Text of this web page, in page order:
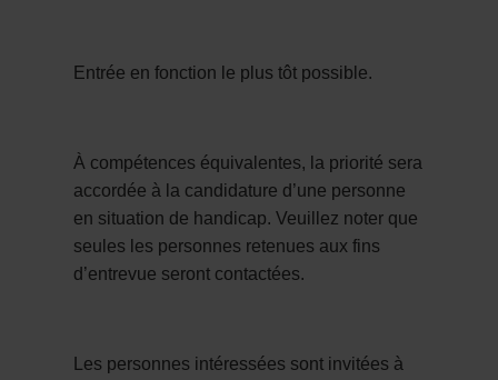
Entrée en fonction le plus tôt possible.
À compétences équivalentes, la priorité sera
accordée à la candidature d’une personne
en situation de handicap. Veuillez noter que
seules les personnes retenues aux fins
d’entrevue seront contactées.
Les personnes intéressées sont invitées à